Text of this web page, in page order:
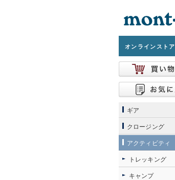
オンラインストア
ギア
クロージング
アクティビティ
トレッキング
キャンプ